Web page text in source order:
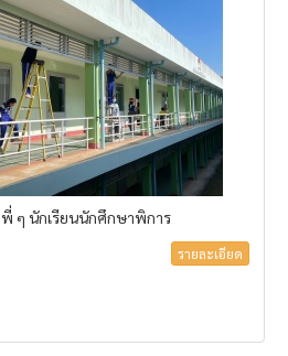
ๆ นักเรียนนักศึกษาพิการ
รายละเอียด